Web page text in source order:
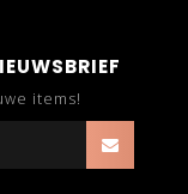
items!